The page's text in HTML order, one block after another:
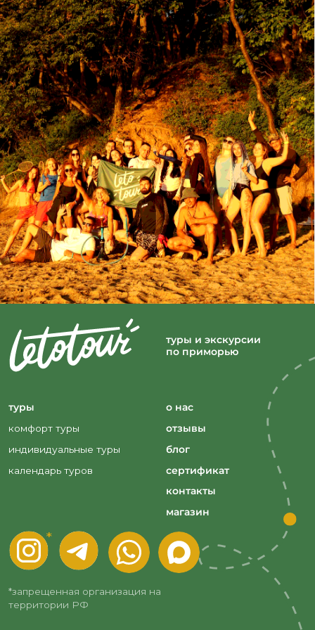
политика конфиденциальности
публичная оферта
Юр. адрес: 690089, Россия, Приморский край, г.
Владивосток, Улица Карбышева, д. 22а, кв.160
ИНН: 2543197473
КПП: 254301001
ОГРН: 1262500001598
р/с 40817810250000129437
в ДАЛЬНЕВОСТОЧНЫЙ БАНК П
АО СБЕРБАНК
БИК 040813608
к/с 30101810600000000608
Made byDOFAMIN